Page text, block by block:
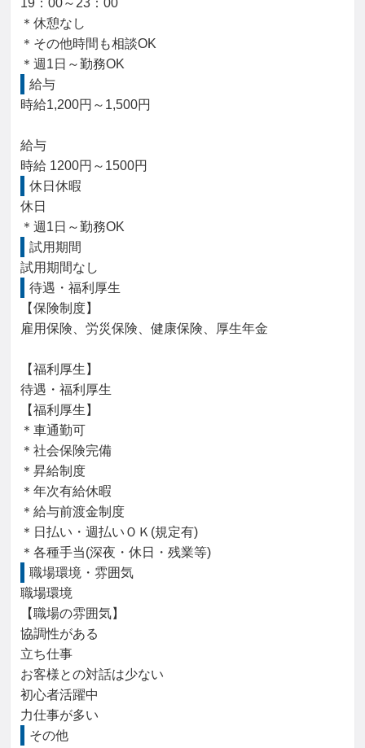
19：00～23：00
＊休憩なし
＊その他時間も相談OK
＊週1日～勤務OK
給与
時給1,200円～1,500円
給与
時給 1200円～1500円
休日休暇
休日
＊週1日～勤務OK
試用期間
試用期間なし
待遇・福利厚生
【保険制度】
雇用保険、労災保険、健康保険、厚生年金
【福利厚生】
待遇・福利厚生
【福利厚生】
＊車通勤可
＊社会保険完備
＊昇給制度
＊年次有給休暇
＊給与前渡金制度
＊日払い・週払いＯＫ(規定有)
＊各種手当(深夜・休日・残業等)
職場環境・雰囲気
職場環境
【職場の雰囲気】
協調性がある
立ち仕事
お客様との対話は少ない
初心者活躍中
力仕事が多い
その他